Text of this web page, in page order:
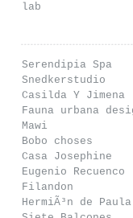
lab
Serendipia Spa
Snedkerstudio
Casilda Y Jimena
Fauna urbana
Mawi
Bobo choses
Casa Josephine
Eugenio Recuenco
Filandon
HermiÃ³n de Paula